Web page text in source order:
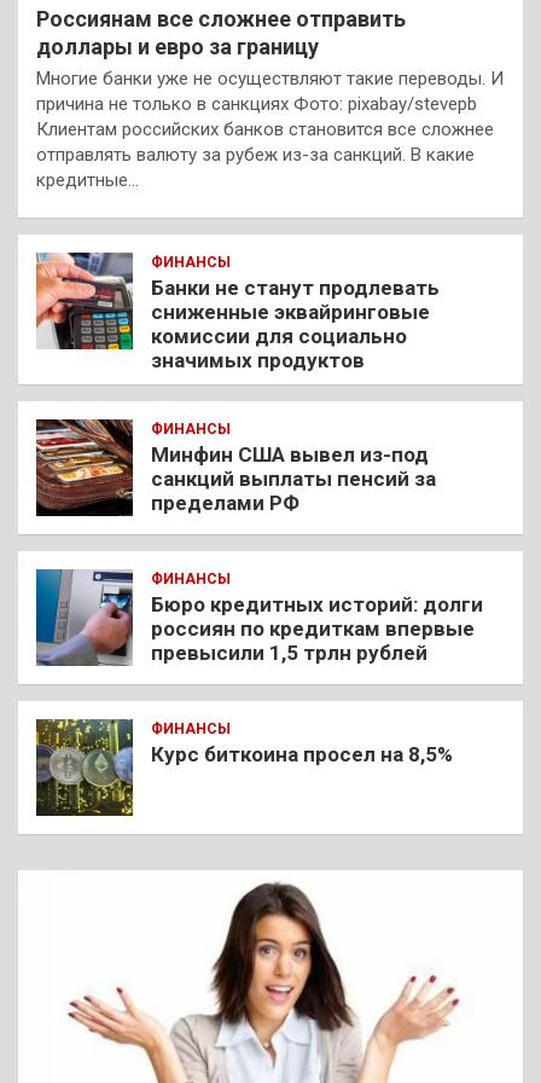
Россиянам все сложнее отправить
доллары и евро за границу
Многие банки уже не осуществляют такие переводы. И
причина не только в санкциях Фото: pixabay/stevepb
Клиентам российских банков становится все сложнее
отправлять валюту за рубеж из-за санкций. В какие
кредитные…
ФИНАНСЫ
Банки не станут продлевать
сниженные эквайринговые
комиссии для социально
значимых продуктов
ФИНАНСЫ
Минфин США вывел из-под
санкций выплаты пенсий за
пределами РФ
ФИНАНСЫ
Бюро кредитных историй: долги
россиян по кредиткам впервые
превысили 1,5 трлн рублей
ФИНАНСЫ
Курс биткоина просел на 8,5%